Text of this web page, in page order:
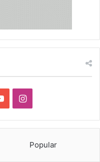
YouTubeInstagram
Popular